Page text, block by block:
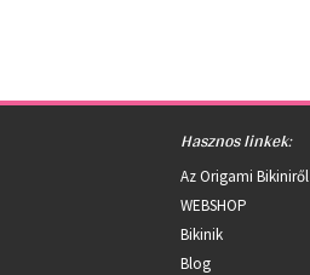
Hasznos linkek:
Az Origami Bikiniről
WEBSHOP
Bikinik
Blog